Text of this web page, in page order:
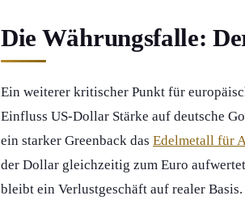
Die Währungsfalle:
Ein weiterer kritischer Punkt für
Einfluss US-Dollar Stärke auf deutsche
ein starker Greenback das Edelmetall für
der Dollar gleichzeitig zum Euro
bleibt ein Verlustgeschäft auf realer Basis.